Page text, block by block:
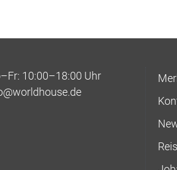
10:00–18:00 Uhr